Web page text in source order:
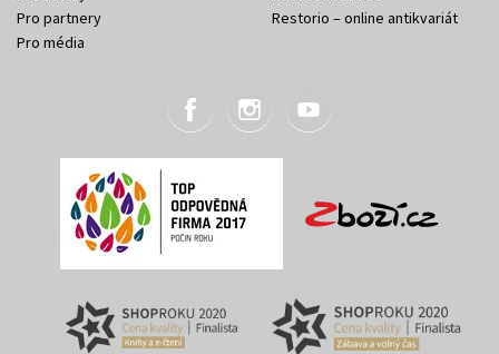
Pro partnery
Pro média
Restorio – online antikvariát